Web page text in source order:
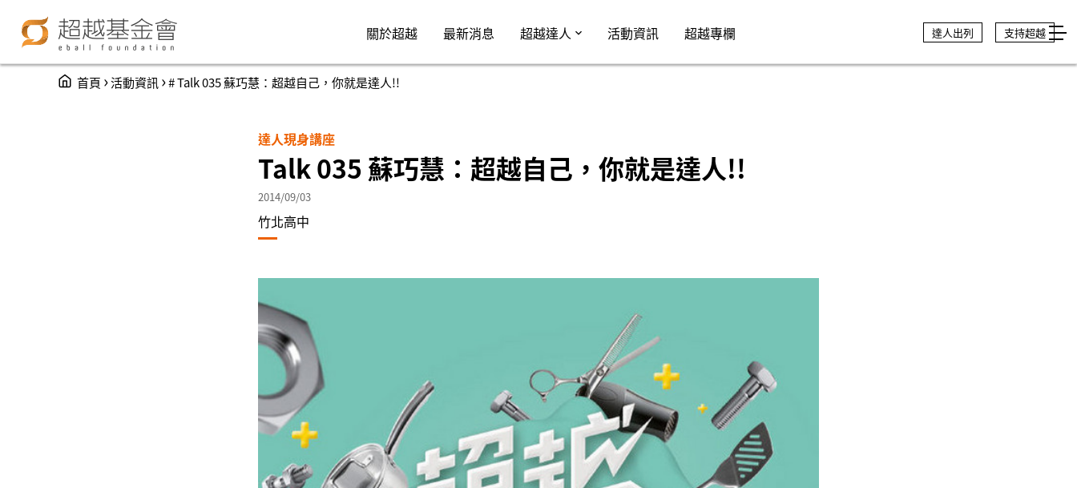
You are here
首頁 ›活動資訊 ›# Talk 035 蘇巧慧：超越自己，你就是達人!!
達人現身講座
Talk 035 蘇巧慧：超越自己，你就是達人!!
2014/09/03
竹北高中
關於超越 最新消息 超越達人 活動資訊 超越專欄 達人出列 支持超越